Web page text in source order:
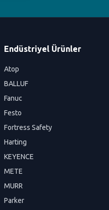
Endüstriyel Ürünler
Atop
BALLUF
Fanuc
Festo
Fortress Safety
Harting
KEYENCE
METE
MURR
Parker